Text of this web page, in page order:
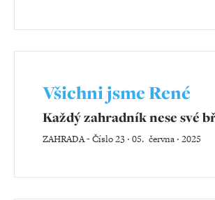
Všichni jsme René
Každý zahradník nese své
ZAHRADA-Číslo 23 ‧ 05. června ‧ 2025